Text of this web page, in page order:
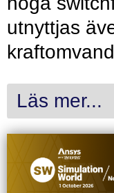
utnyttjas
Läs mer...